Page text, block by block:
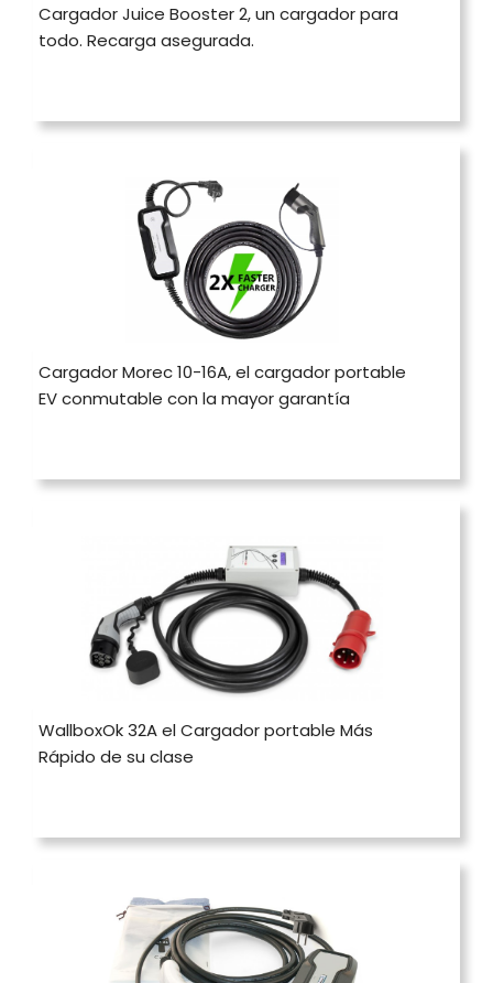
Cargador Juice Booster 2, un cargador para
todo. Recarga asegurada.
Cargador Morec 10-16A, el cargador portable
EV conmutable con la mayor garantía
WallboxOk 32A el Cargador portable Más
Rápido de su clase